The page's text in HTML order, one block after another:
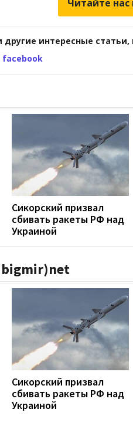
Читайте нас
другие интересные
facebook
Сикорский призвал
сбивать ракеты РФ над
Украиной
Сикорский призвал
сбивать ракеты РФ над
Украиной